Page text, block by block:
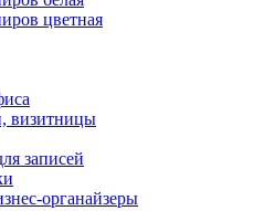
цветная
визитницы
записей
органайзеры